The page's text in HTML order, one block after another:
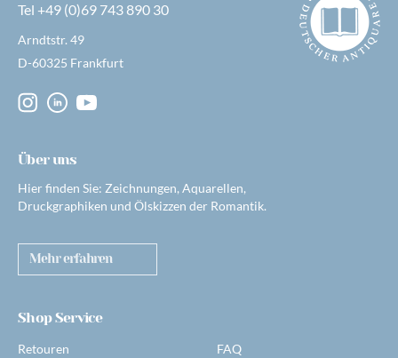
Tel +49 (0)69 743 890 30
Arndtstr. 49
D-60325 Frankfurt
Über uns
Hier finden Sie: Zeichnungen, Aquarellen,
Druckgraphiken und Ölskizzen der Romantik.
Mehr erfahren
Shop Service
Retouren
FAQ